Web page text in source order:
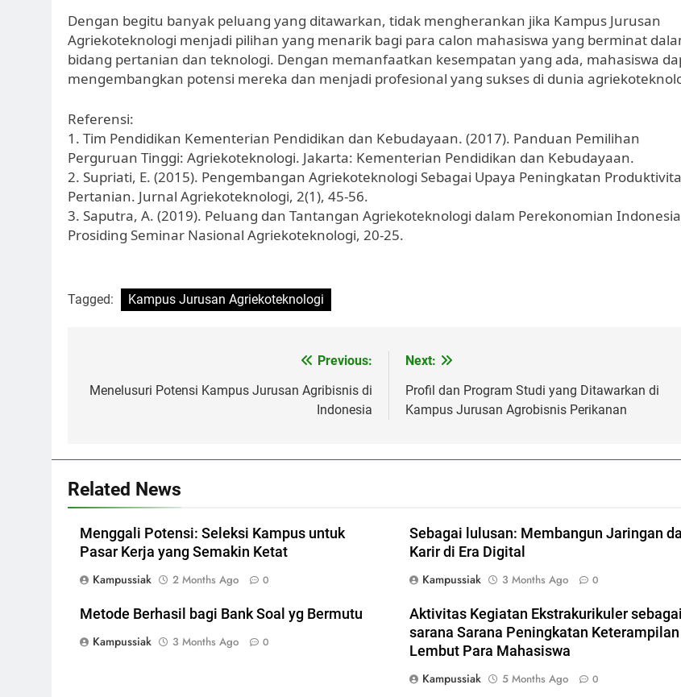
Dengan begitu banyak peluang yang ditawarkan, tidak mengherankan jika Kampus Jurusan
Agriekoteknologi menjadi pilihan yang menarik bagi para calon mahasiswa yang berminat
bidang pertanian dan teknologi. Dengan memanfaatkan kesempatan yang ada, mahasiswa
mengembangkan potensi mereka dan menjadi profesional yang sukses di dunia
Referensi:
1. Tim Pendidikan Kementerian Pendidikan dan Kebudayaan. (2017). Panduan Pemilihan
Perguruan Tinggi: Agriekoteknologi. Jakarta: Kementerian Pendidikan dan Kebudayaan.
2. Supriati, E. (2015). Pengembangan Agriekoteknologi Sebagai Upaya Peningkatan
Pertanian. Jurnal Agriekoteknologi, 2(1), 45-56.
3. Saputra, A. (2019). Peluang dan Tantangan Agriekoteknologi dalam Perekonomian
Prosiding Seminar Nasional Agriekoteknologi, 20-25.
Tagged: Kampus Jurusan Agriekoteknologi
navigation
Previous:
Menelusuri Potensi Kampus Jurusan Agribisnis di
Indonesia
Next:
Profil dan Program Studi yang Ditawarkan di
Kampus Jurusan Agrobisnis Perikanan
Related News
Menggali Potensi: Seleksi Kampus untuk
Pasar Kerja yang Semakin Ketat
Kampussiak
2 Months Ago 0
Sebagai lulusan: Membangun Jaringan
Karir di Era Digital
Kampussiak
3 Months Ago 0
Metode Berhasil bagi Bank Soal yg Bermutu
Kampussiak
3 Months Ago 0
Aktivitas Kegiatan Ekstrakurikuler sebagai
sarana Sarana Peningkatan Keterampilan
Lembut Para Mahasiswa
Kampussiak
5 Months Ago 0